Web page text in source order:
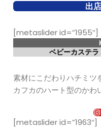
出
[metaslider id=”1955″]
ベビーカステ
素材にこだわりハチミツ
カフカのハート型のかわ
[metaslider id=”1963″]